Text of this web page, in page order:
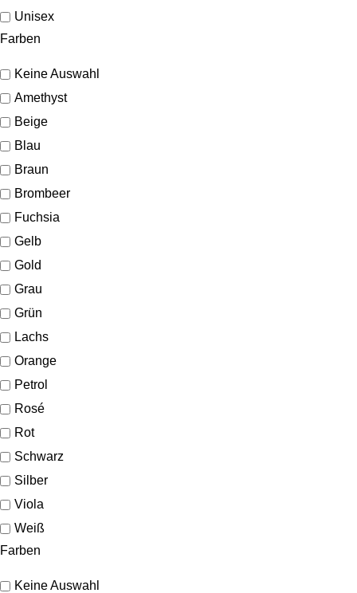
Unisex
Farben
Keine Auswahl
Amethyst
Beige
Blau
Braun
Brombeer
Fuchsia
Gelb
Gold
Grau
Grün
Lachs
Orange
Petrol
Rosé
Rot
Schwarz
Silber
Viola
Weiß
Farben
Keine Auswahl